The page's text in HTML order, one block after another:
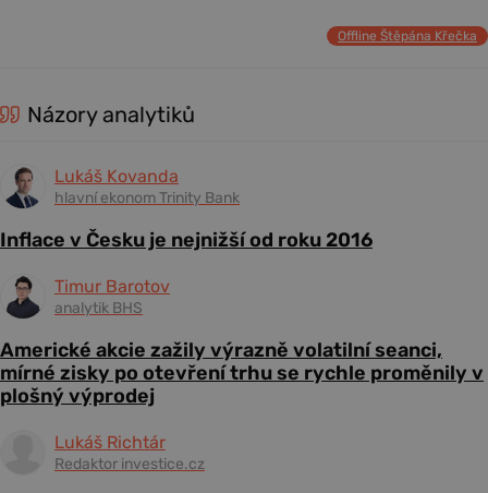
Offline Štěpána Křečka
Názory analytiků
Lukáš Kovanda
hlavní ekonom Trinity Bank
Inflace v Česku je nejnižší od roku 2016
Timur Barotov
analytik BHS
Americké akcie zažily výrazně volatilní seanci,
mírné zisky po otevření trhu se rychle proměnily v
plošný výprodej
Lukáš Richtár
Redaktor investice.cz